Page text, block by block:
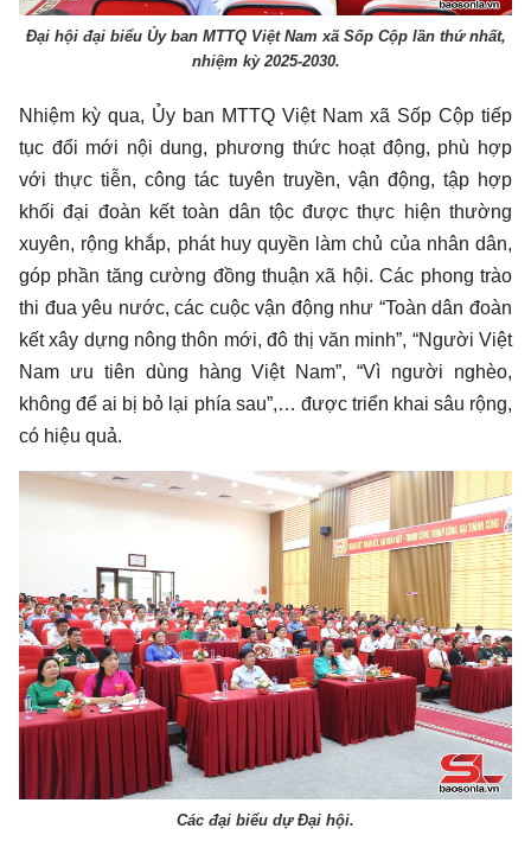
Đại hội đại biểu Ủy ban MTTQ Việt Nam xã Sốp Cộp lần thứ nhất,
nhiệm kỳ 2025-2030.
Nhiệm kỳ qua, Ủy ban MTTQ Việt Nam xã Sốp Cộp tiếp
tục đổi mới nội dung, phương thức hoạt động, phù hợp
với thực tiễn, công tác tuyên truyền, vận động, tập hợp
khối đại đoàn kết toàn dân tộc được thực hiện thường
xuyên, rộng khắp, phát huy quyền làm chủ của nhân dân,
góp phần tăng cường đồng thuận xã hội. Các phong trào
thi đua yêu nước, các cuộc vận động như “Toàn dân đoàn
kết xây dựng nông thôn mới, đô thị văn minh”, “Người Việt
Nam ưu tiên dùng hàng Việt Nam”, “Vì người nghèo,
không để ai bị bỏ lại phía sau”,… được triển khai sâu rộng,
có hiệu quả.
Các đại biểu dự Đại hội.